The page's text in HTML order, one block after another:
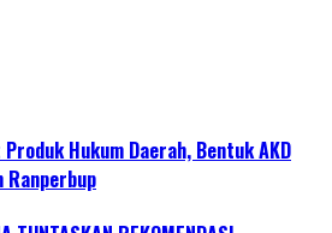
Hukum Daerah, Bentuk AKD
Ranperbup